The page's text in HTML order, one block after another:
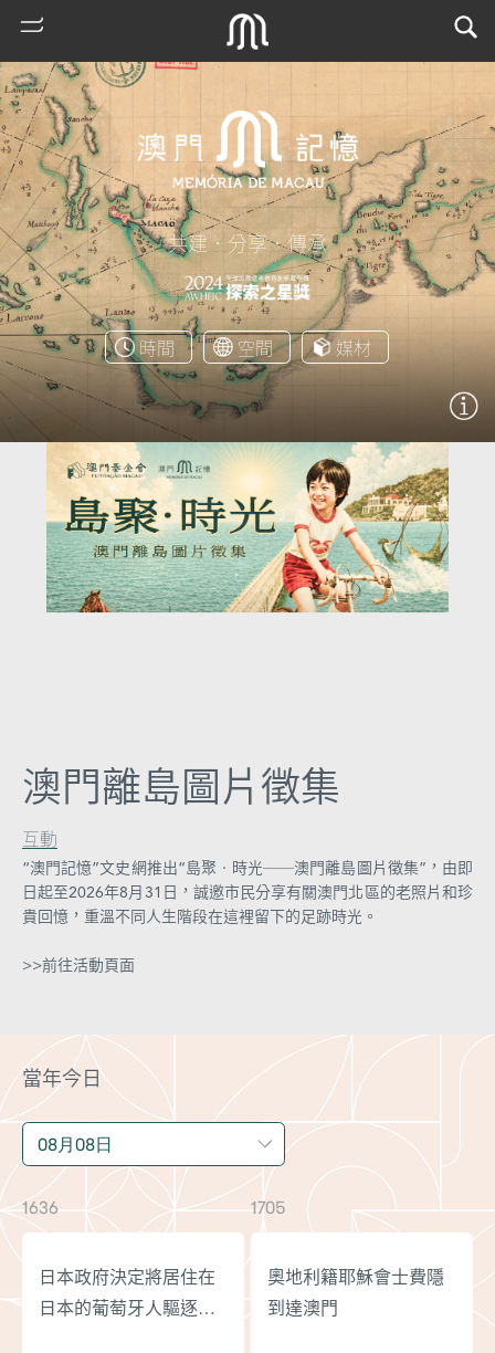
熱
門
搜
索
堂
市
共建．分享．傳承
時間 空間 媒材
澳門離島圖片徵集
互動
“澳門記憶”文史網推出“島聚‧時光──澳門離島圖片徵集”，由即
日起至2026年8月31日，誠邀市民分享有關澳門北區的老照片和珍
貴回憶，重溫不同人生階段在這裡留下的足跡時光。
>>前往活動頁面
當年今日
1636
日本政府決定將居住在
日本的葡萄牙人驅逐出
1705
奧地利籍耶穌會士費隱
到達澳門